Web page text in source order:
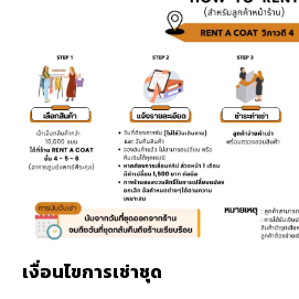
เงื่อนไขการเช่าชุด